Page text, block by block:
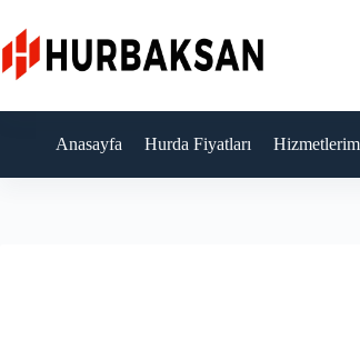
content
Anasayfa Hurda Fiyatları